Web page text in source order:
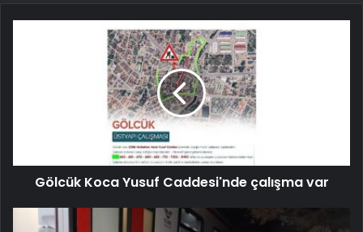
Gölcük Koca Yusuf Caddesi'nde çalışma var